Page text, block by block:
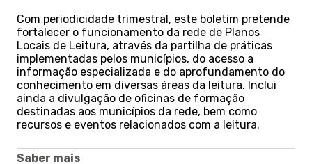
Com periodicidade trimestral, este boletim pretende
fortalecer o funcionamento da rede de Planos
Locais de Leitura, através da partilha de práticas
implementadas pelos municípios, do acesso a
informação especializada e do aprofundamento do
conhecimento em diversas áreas da leitura. Inclui
ainda a divulgação de oficinas de formação
destinadas aos municípios da rede, bem como
recursos e eventos relacionados com a leitura.
Saber mais